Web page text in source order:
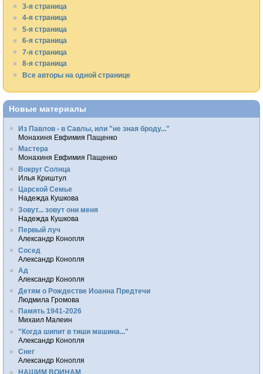
3-я страница
4-я страница
5-я страница
6-я страница
7-я страница
8-я страница
Все авторы на одной странице
Новые материалы
Из Павлов - в Савлы, или "не зная броду..."
Монахиня Евфимия Пащенко
Мастера
Монахиня Евфимия Пащенко
Вокруг Солнца
Илья Криштул
Царской Семье
Надежда Кушкова
Зовут... зовут они меня
Надежда Кушкова
Первый луч
Александр Конопля
Сосед
Александр Конопля
Ад
Александр Конопля
Детям о Рождестве Иоанна Предтечи
Людмила Громова
Память 1941-2026
Михаил Малеин
"Когда шипит в тиши машина..."
Александр Конопля
Снег
Александр Конопля
НАШИМ ВОИНАМ